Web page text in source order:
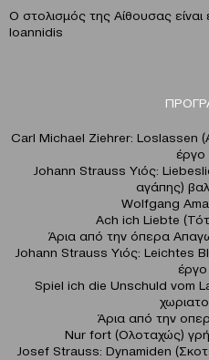
Ο στολισμός της Αίθουσας είναι
Ιoannidis
Carl Michael Ziehrer: Loslassen
Johann Strauss Υιός:
αγάπης)
Wolfgang
Ach ich Liebte
Άρια από την όπερα
Johann Strauss Υιός: Leichtes
Spiel ich die Unschuld vom
Άρια από την
Nur fort (Ολοταχώς)
Josef Strauss: Dynamiden